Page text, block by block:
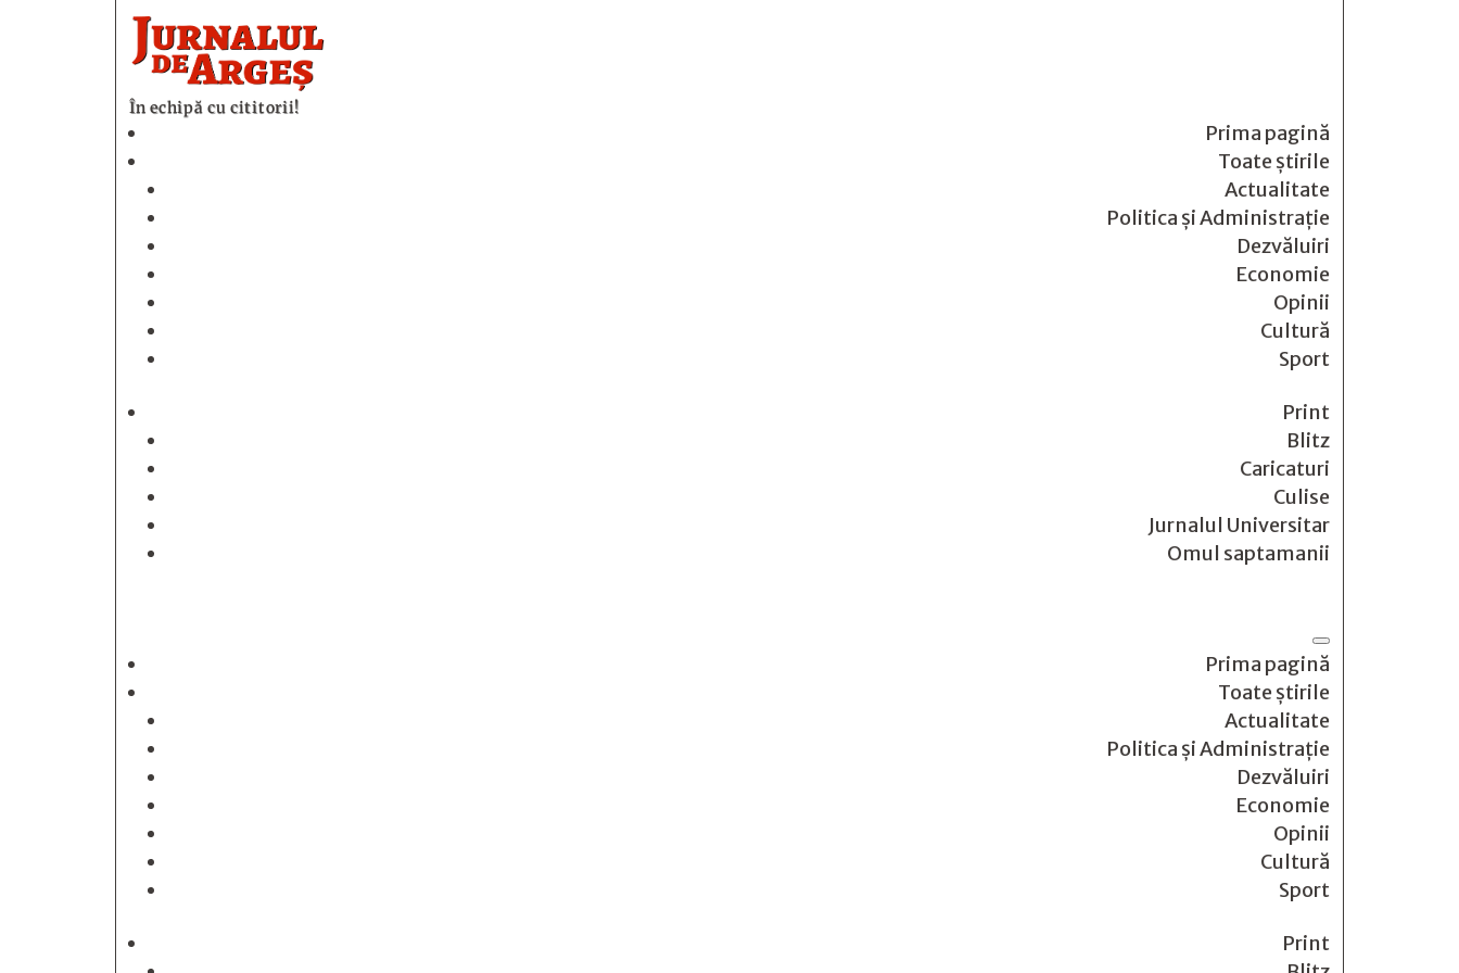
În echipă cu cititorii!
Prima pagină
Toate știrile
Actualitate
Politica și Administrație
Dezvăluiri
Economie
Opinii
Cultură
Sport
Print
Blitz
Caricaturi
Culise
Jurnalul Universitar
Omul saptamanii
Prima pagină
Toate știrile
Actualitate
Politica și Administrație
Dezvăluiri
Economie
Opinii
Cultură
Sport
Print